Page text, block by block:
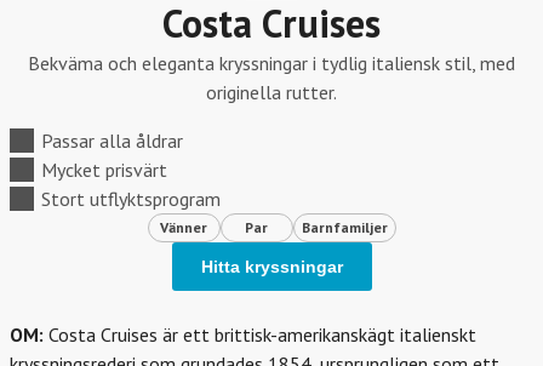
Costa Cruises
Bekväma och eleganta kryssningar i tydlig italiensk stil, med
originella rutter.
Passar alla åldrar
Mycket prisvärt
Stort utflyktsprogram
Vänner Par Barnfamiljer
Hitta kryssningar
OM: Costa Cruises är ett brittisk-amerikanskägt italienskt